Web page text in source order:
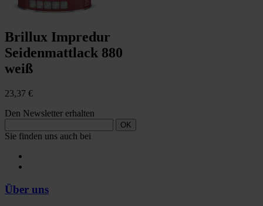
Brillux Impredur
Seidenmattlack 880
weiß
23,37 €
Den Newsletter erhalten
OK
Sie finden uns auch bei
Über uns